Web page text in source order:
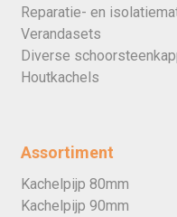
Reparatie- en
Verandasets
Diverse
Houtkachels
Assortiment
Kachelpijp 80mm
Kachelpijp 90mm